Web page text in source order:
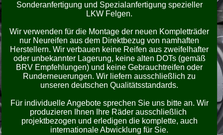
Sonderanfertigung und Spezialanfertigung spezieller
LKW Felgen.
Wir verwenden für die Montage der neuen Kompletträder
nur Neureifen aus dem Direktbezug von namhaften
Herstellern. Wir verbauen keine Reifen aus zweifelhafter
oder unbekannter Lagerung, keine alten DOTs (gemäß
BRV Empfehlungen) und keine Gebrauchtreifen oder
Runderneuerungen. Wir liefern ausschließlich zu
unseren deutschen Qualitätsstandards.
Für individuelle Angebote sprechen Sie uns bitte an. Wir
produzieren Ihnen Ihre Räder ausschließlich
projektbezogen und erledigen die komplette, auch
internationale Abwicklung für Sie.